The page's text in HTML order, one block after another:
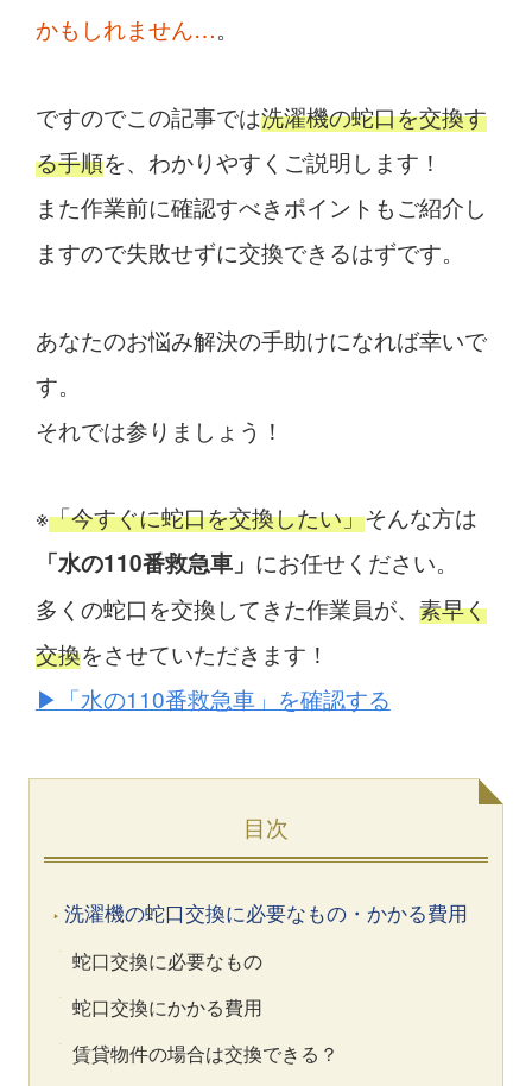
かもしれません…。
ですのでこの記事では洗濯機の蛇口を交換す
る手順を、わかりやすくご説明します！
また作業前に確認すべきポイントもご紹介し
ますので失敗せずに交換できるはずです。
あなたのお悩み解決の手助けになれば幸いで
す。
それでは参りましょう！
※「今すぐに蛇口を交換したい」そんな方は
「水の110番救急車」 にお任せください。
多くの蛇口を交換してきた作業員が、 素早く
交換をさせていただきます！
▶︎「水の110番救急車」を確認する
目次
洗濯機の蛇口交換に必要なもの・かかる費用
蛇口交換に必要なもの
蛇口交換にかかる費用
賃貸物件の場合は交換できる？